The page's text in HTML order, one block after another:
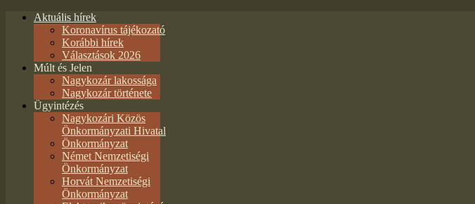
Aktuális hírek
Koronavírus tájékozató
Korábbi hírek
Választások 2026
Múlt és Jelen
Nagykozár lakossága
Nagykozár története
Ügyintézés
Nagykozári Közös
Önkormányzati Hivatal
Önkormányzat
Német Nemzetiségi
Önkormányzat
Horvát Nemzetiségi
Önkormányzat